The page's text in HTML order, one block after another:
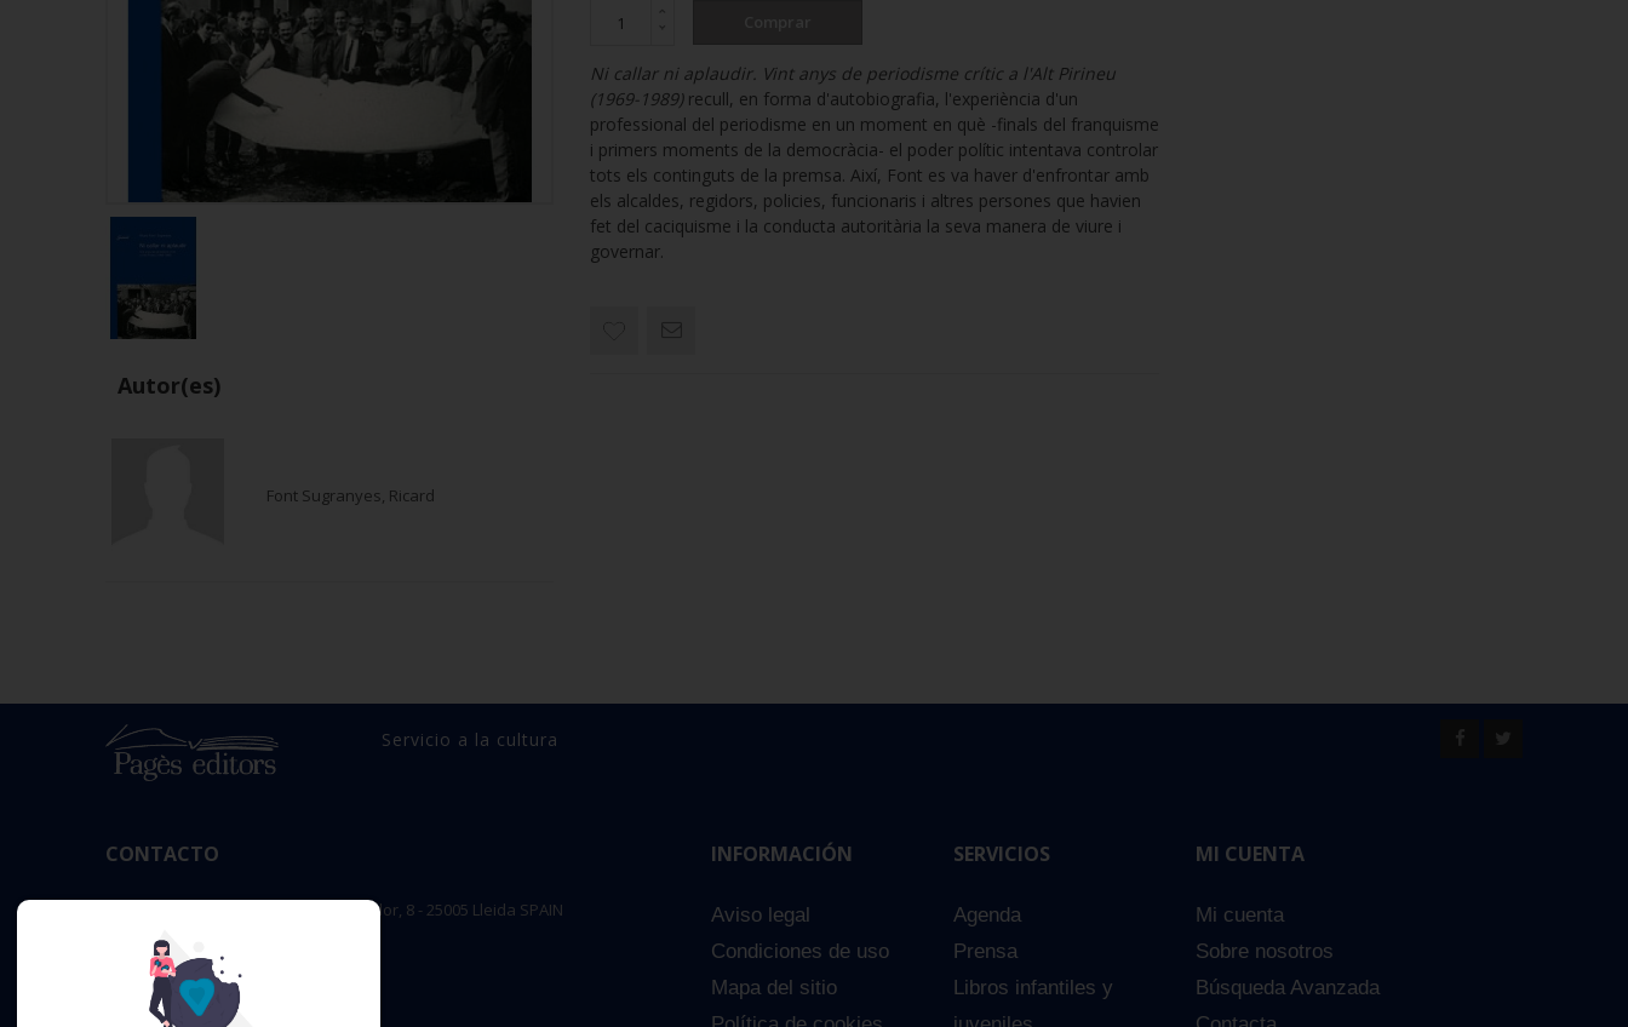
Autor(es)
Font Sugranyes, Ricard
Ni callar ni aplaudir. Vint anys de periodisme crític a l'Alt Pirineu
(1969-1989)recull, en forma d'autobiografia, l'experiència d'un
professional del periodisme en un moment en què -finals del franquisme
i primers moments de la democràcia- el poder polític intentava controlar
tots els continguts de la premsa. Així, Font es va haver d'enfrontar amb
els alcaldes, regidors, policies, funcionaris i altres persones que havien
fet del caciquisme i la conducta autoritària la seva manera de viure i
governar.
Servicio a la cultura
CONTACTO
OFICINA PRINCIPAL : c/ Sant Salvador, 8 - 25005 Lleida SPAIN
editorial@pageseditors.cat
Teléfono: 973 23 66 11
INFORMACIÓN
Aviso legal
Condiciones de uso
Mapa del sitio
SERVICIOS
Agenda
Prensa
Libros infantiles y
MI CUENTA
Mi cuenta
Sobre nosotros
Búsqueda Avanzada